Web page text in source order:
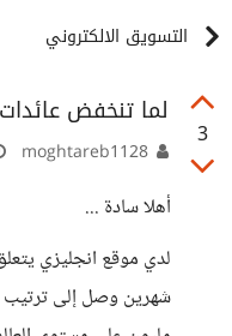
التسويق الالكتروني
3
لما تنخفض
أهلا سادة ...
لدي موقع انجليزي